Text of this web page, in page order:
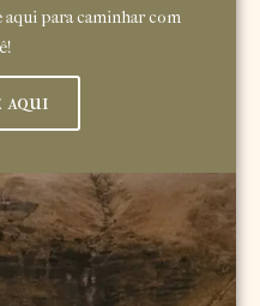
aqui para caminhar com
aqui